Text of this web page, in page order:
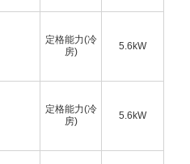
定格能力(冷
房)
5.6kW
定格能力(冷
房)
5.6kW